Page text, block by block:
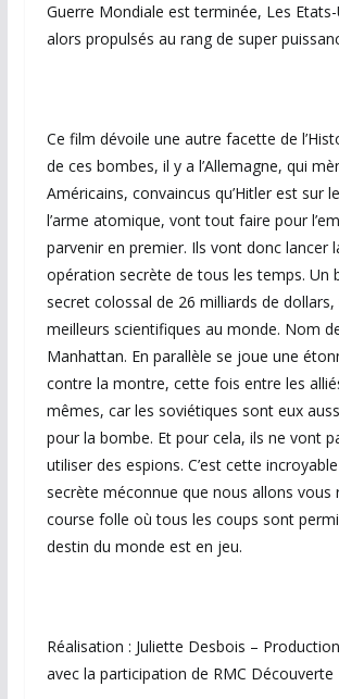
Guerre Mondiale est terminée, Les
alors propulsés au rang de super
Ce film dévoile une autre facette de
de ces bombes, il y a l’Allemagne, qui
Américains, convaincus qu’Hitler est sur
l’arme atomique, vont tout faire pour
parvenir en premier. Ils vont donc lancer
opération secrète de tous les temps. Un
secret colossal de 26 milliards de
meilleurs scientifiques au monde. Nom
Manhattan. En parallèle se joue une
contre la montre, cette fois entre les
mêmes, car les soviétiques sont eux
pour la bombe. Et pour cela, ils ne vont
utiliser des espions. C’est cette
secrète méconnue que nous allons vous
course folle où tous les coups sont
destin du monde est en jeu.
Réalisation : Juliette Desbois – Production
avec la participation de RMC Découverte